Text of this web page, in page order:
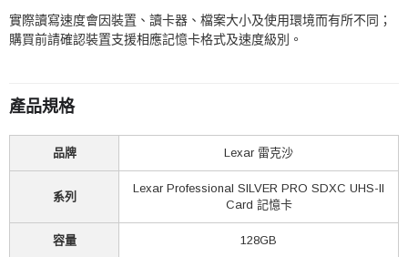
實際讀寫速度會因裝置、讀卡器、檔案大小及使用環境而有所不同；
購買前請確認裝置支援相應記憶卡格式及速度級別。
產品規格
品牌 Lexar 雷克沙
系列
Lexar Professional SILVER PRO SDXC UHS-II
Card 記憶卡
容量 128GB